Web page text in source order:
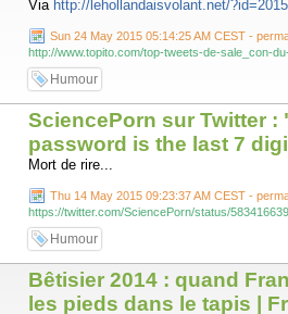
Via http://lehollandaisvolant.net/
Sun 24 May 2015 05:14:25 AM CEST -
http://www.topito.com/top-tweets-de-sale_con-
Humour
SciencePorn sur Twitter :
password is the last 7
Mort de rire...
Thu 14 May 2015 09:23:37 AM CEST -
https://twitter.com/SciencePorn/status/
Humour
Bêtisier 2014 : quand
les pieds dans le tapis |